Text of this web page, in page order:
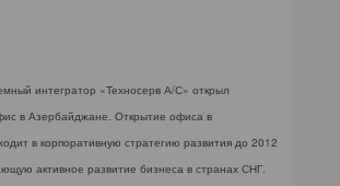
АВТОМАТИЗАЦИЯ
ДИРЕКТОР ИС
интегратор «Техносерв А/С» открыл
в Азербайджане. Открытие офиса в
в корпоративную стратегию развития до 2012
активное развитие бизнеса в странах СНГ.